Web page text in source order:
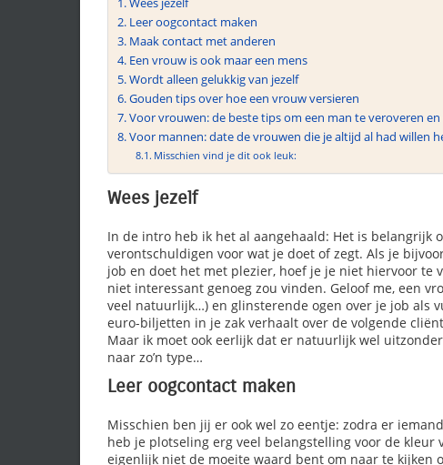
Wees jezelf
Leer oogcontact maken
Maak contact met anderen
Een vrouw is ook maar een mens
Wordt alleen gelukkig van jezelf
Gouden tips over hoe een vrouw versieren
Voor vrouwen: de beste tips om een man te veroveren
Voor mannen: date de vrouwen die je altijd al had willen
Misschien vind je dit ook leuk:
Wees jezelf
In de intro heb ik het al aangehaald: Het is belangrijk
verontschuldigen voor wat je doet of zegt. Als je
job en doet het met plezier, hoef je je niet hiervoor
niet interessant genoeg zou vinden. Geloof me, een
veel natuurlijk…) en glinsterende ogen over je job als
euro-biljetten in je zak verhaalt over de volgende
Maar ik moet ook eerlijk dat er natuurlijk wel
naar zo’n type…
Leer oogcontact maken
Misschien ben jij er ook wel zo eentje: zodra er
heb je plotseling erg veel belangstelling voor de
eigenlijk niet de moeite waard bent om naar te kijken